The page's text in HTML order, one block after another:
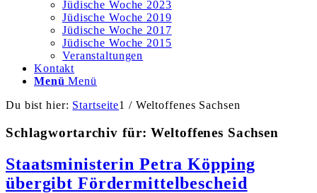
Jüdische Woche 2023
Jüdische Woche 2019
Jüdische Woche 2017
Jüdische Woche 2015
Veranstaltungen
Kontakt
Menü Menü
Du bist hier: Startseite1 / Weltoffenes Sachsen
Schlagwortarchiv für:Weltoffenes Sachsen
Staatsministerin Petra Köpping
übergibt Fördermittelbescheid